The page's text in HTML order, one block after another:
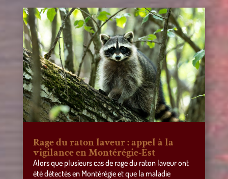
Rage du raton laveur : appel à la
vigilance en Montérégie-Est
Alors que plusieurs cas de rage du raton laveur ont
été détectés en Montérégie et que la maladie